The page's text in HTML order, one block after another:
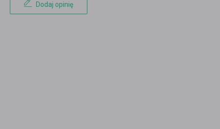
Dodaj opinię